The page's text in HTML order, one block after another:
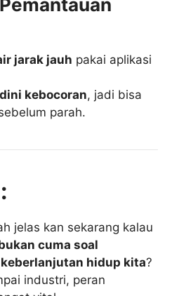
jarak jauh pakai aplikasi
kebocoran, jadi bisa
parah.
jelas kan sekarang kalau
cuma soal
hidup kita?
industri, peran